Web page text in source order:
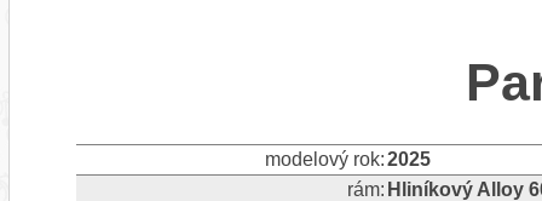
modelový rok:2025
rám: Hliníkový Alloy